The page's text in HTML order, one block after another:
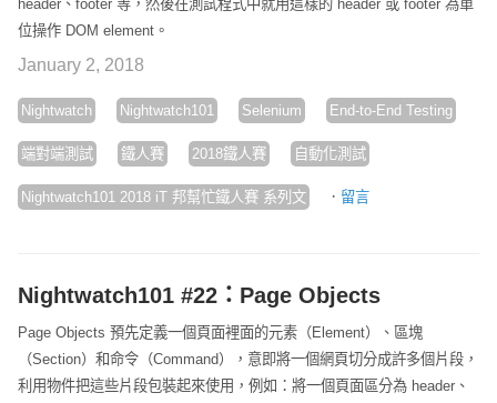
header、footer 等，然後在測試程式中就用這樣的 header 或 footer 為單
位操作 DOM element。
January 2, 2018
Nightwatch Nightwatch101 Selenium End-to-End Testing
端對端測試 鐵人賽 2018鐵人賽 自動化測試
Nightwatch101 2018 iT 邦幫忙鐵人賽 系列文 · 留言
Nightwatch101 #22：Page Objects
Page Objects 預先定義一個頁面裡面的元素（Element）、區塊
（Section）和命令（Command），意即將一個網頁切分成許多個片段，
利用物件把這些片段包裝起來使用，例如：將一個頁面區分為 header、